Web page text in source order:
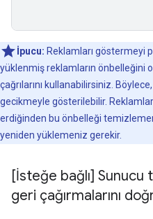
İpucu: Reklamları göstermeyi
yüklenmiş reklamların önbelleğini
çağrılarını kullanabilirsiniz.
gecikmeyle gösterilebilir.
erdiğinden bu önbelleği
yeniden yüklemeniz gerekir.
[İsteğe bağlı] Sunucu
geri çağırmalarını